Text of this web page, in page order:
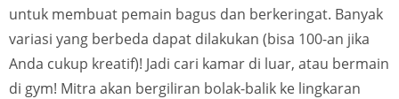
untuk membuat pemain bagus dan berkeringat. Banyak
variasi yang berbeda dapat dilakukan (bisa 100-an jika
Anda cukup kreatif)! Jadi cari kamar di luar, atau bermain
di gym! Mitra akan bergiliran bolak-balik ke lingkaran